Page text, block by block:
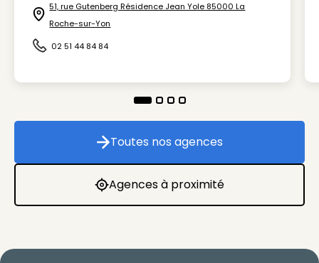
Icône d'illustration
51, rue Gutenberg Résidence Jean Yole 85000 La
Roche-sur-Yon
Icône d'illustration
02 51 44 84 84
Toutes nos agences
Toutes nos agences
Agences à proximité
Agences à proximité